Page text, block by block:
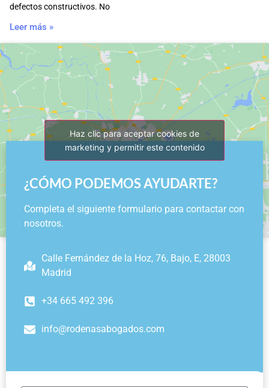
defectos constructivos. No
Leer más »
Haz clic para aceptar cookies de
marketing y permitir este contenido
¿CÓMO PODEMOS AYUDARTE?
Completa el siguiente formulario para contactar con
nosotros.
Calle Fernández de la Hoz, 76, Bajo, E, 28003
Madrid
+34 665 492 396
info@rodenasabogados.com